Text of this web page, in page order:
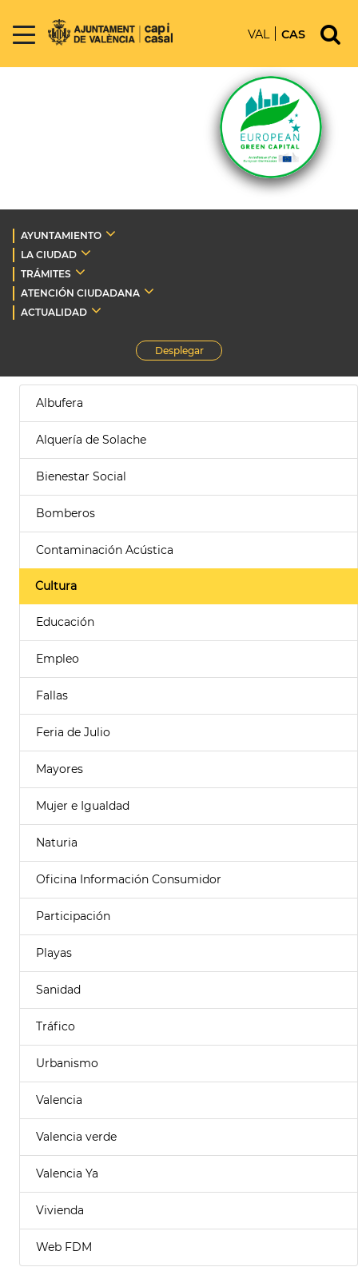
VAL CAS
AYUNTAMIENTO
LA CIUDAD
TRÁMITES
ATENCIÓN CIUDADANA
ACTUALIDAD
Desplegar
Albufera
Alquería de Solache
Bienestar Social
Bomberos
Contaminación Acústica
Cultura
Educación
Empleo
Fallas
Feria de Julio
Mayores
Mujer e Igualdad
Naturia
Oficina Información Consumidor
Participación
Playas
Sanidad
Tráfico
Urbanismo
Valencia
Valencia verde
Valencia Ya
Vivienda
Web FDM